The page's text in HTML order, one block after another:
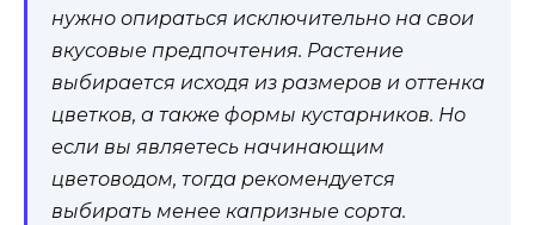
нужно опираться исключительно на свои
вкусовые предпочтения. Растение
выбирается исходя из размеров и оттенка
цветков, а также формы кустарников. Но
если вы являетесь начинающим
цветоводом, тогда рекомендуется
выбирать менее капризные сорта.